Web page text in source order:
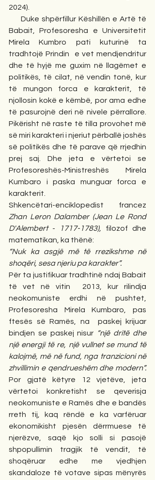
2024).
Duke shpërfillur Këshillën e Artë të
Babait, Profesoresha e Universitetit
Mirela Kumbro pati kuturinë ta
tradhtojë Prindin  e vet mendjendritur
dhe të hyjë me guxim në llagëmet e
politikës, të cilat, në vendin tonë, kur
të mungon forca e karakterit, të
njollosin kokë e këmbë, por ama edhe
të pasurojnë deri në nivele përrallore.
Pikërisht në raste të tilla provohet më
së miri karakteri i njeriut përballë joshës
së politikës dhe të parave që rrjedhin
prej saj. Dhe jeta e vërtetoi se
Profesoreshës-Ministreshës Mirela
Kumbaro i paska munguar forca e
karakterit.
Zhan Leron Dalamber (Jean Le Rond
D'Alembert - 1717-1783), filozof dhe
matematikan, ka thënë:
“Nuk ka asgjë më të rrezikshme në
shoqëri, sesa njeriu pa karakter”.
Për ta justifikuar tradhtinë ndaj Babait
të vet në vitin  2013, kur rilindja
neokomuniste erdhi në pushtet,
Profesoresha Mirela Kumbaro, pas
ftesës së Ramës, na  paskej krijuar
bindjen se paskej nisur “një dritë dhe
një energji të re, një vullnet se mund të
kalojmë, më në fund, nga tranzicioni në
zhvillimin e qendrueshëm dhe modern”.
Por gjatë këtyre 12 vjetëve, jeta
vërtetoi konkretisht se qeverisja
neokomuniste e Ramës dhe e bandës
rreth tij, kaq rëndë e ka varfëruar
ekonomikisht pjesën dërrmuese të
njerëzve, saqë kjo solli si pasojë
shpopullimin tragjik të vendit, të
shoqëruar edhe me vjedhjen
skandaloze të votave sipas mënyrës